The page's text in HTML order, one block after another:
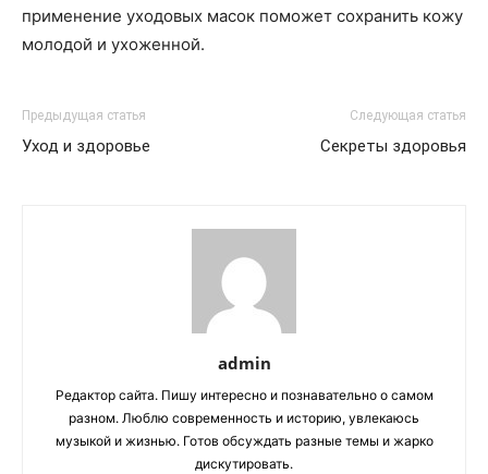
применение уходовых масок поможет сохранить кожу
молодой и ухоженной.
Предыдущая статья
Уход и здоровье
Следующая статья
Секреты здоровья
admin
Редактор сайта. Пишу интересно и познавательно о самом
разном. Люблю современность и историю, увлекаюсь
музыкой и жизнью. Готов обсуждать разные темы и жарко
дискутировать.